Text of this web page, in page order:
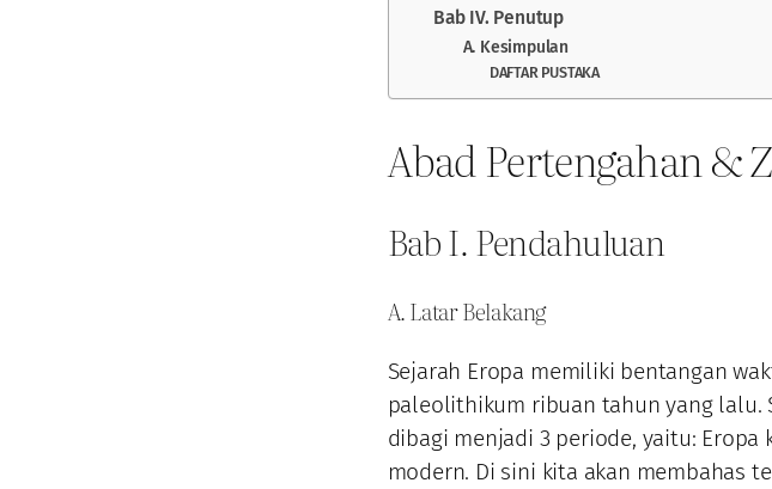
Bab IV. Penutup
A. Kesimpulan
DAFTAR PUSTAKA
Abad Pertengahan &
Bab I. Pendahuluan
A. Latar Belakang
Sejarah Eropa memiliki bentangan
paleolithikum ribuan tahun yang lalu.
dibagi menjadi 3 periode, yaitu: Eropa
modern. Di sini kita akan membahas